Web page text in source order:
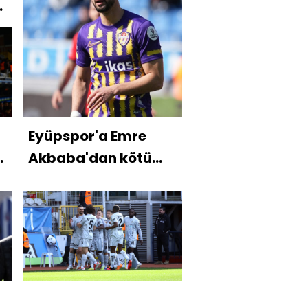
Eyüpspor'a Emre
Akbaba'dan kötü